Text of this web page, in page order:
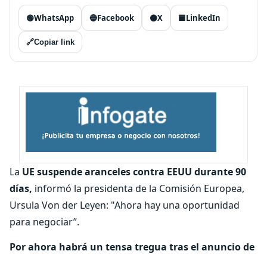
🟢WhatsApp 🔵Facebook ⚫X 🟦LinkedIn
🔗Copiar link
La UE suspende aranceles contra EEUU durante 90
días, informó la presidenta de la Comisión Europea,
Ursula Von der Leyen: "Ahora hay una oportunidad
para negociar”.
Por ahora habrá un tensa tregua tras el anuncio de